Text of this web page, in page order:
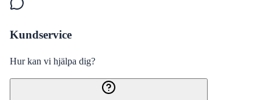
Kundservice
Hur kan vi hjälpa dig?